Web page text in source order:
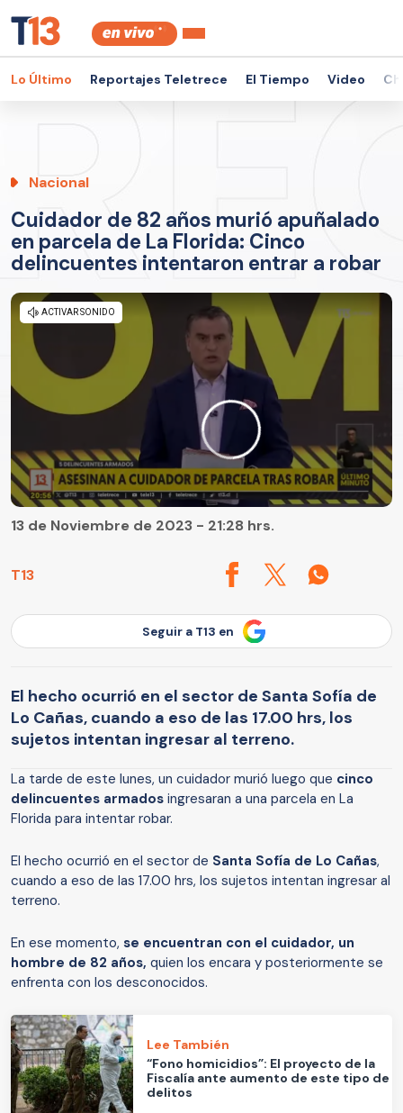
Lo Último Reportajes Teletrece El Tiempo Video
Nacional
Cuidador de 82 años murió apuñalado
en parcela de La Florida: Cinco
delincuentes intentaron entrar a robar
T13
13 de Noviembre de 2023 - 21:28 hrs.
Seguir a T13 en
El hecho ocurrió en el sector de Santa Sofía de
Lo Cañas, cuando a eso de las 17.00 hrs, los
sujetos intentan ingresar al terreno.
La tarde de este lunes, un cuidador murió luego que cinco
delincuentes armados ingresaran a una parcela en La
Florida para intentar robar.
El hecho ocurrió en el sector de Santa Sofía de Lo Cañas,
cuando a eso de las 17.00 hrs, los sujetos intentan ingresar al
terreno.
En ese momento, se encuentran con el cuidador, un
hombre de 82 años, quien los encara y posteriormente se
enfrenta con los desconocidos.
Lee También
“Fono homicidios”: El proyecto de la
Fiscalía ante aumento de este tipo de
delitos